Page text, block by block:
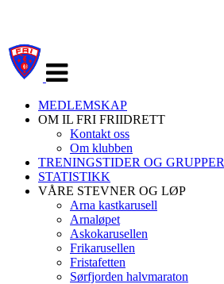
navigasjon
MEDLEMSKAP
OM IL FRI FRIIDRETT
Kontakt oss
Om klubben
TRENINGSTIDER OG GRUPPER
STATISTIKK
VÅRE STEVNER OG LØP
Arna kastkarusell
Arnaløpet
Askokarusellen
Frikarusellen
Fristafetten
Sørfjorden halvmaraton